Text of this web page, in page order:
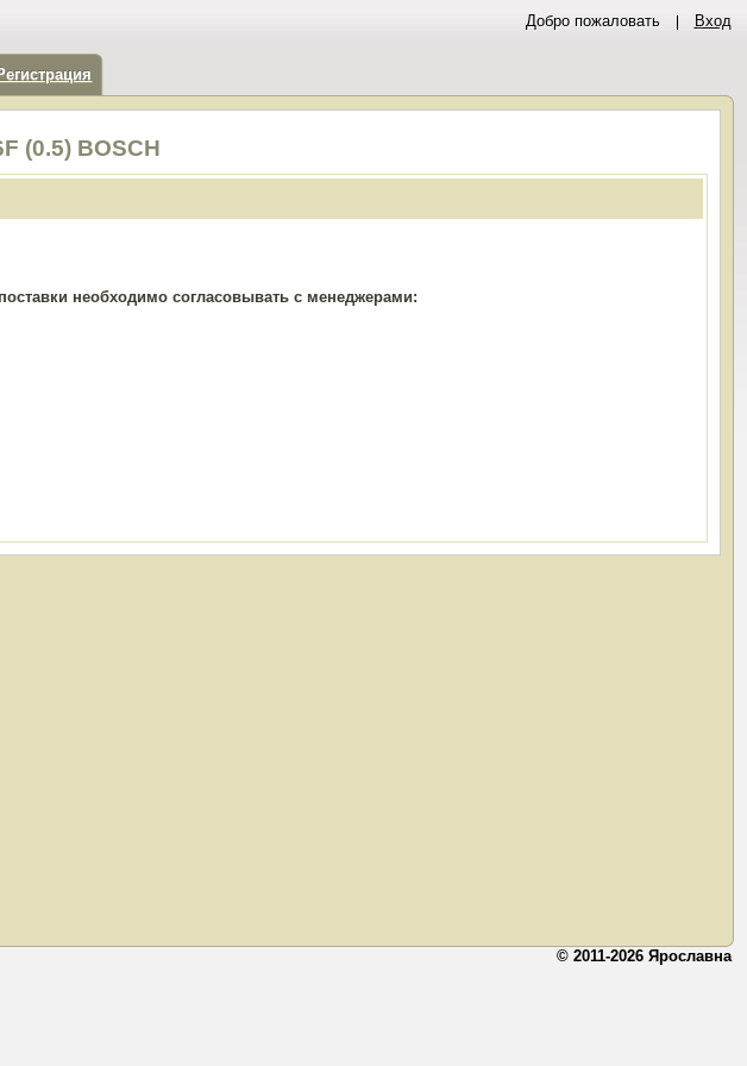
Добро пожаловать Вход
(0.5) BOSCH
необходимо согласовывать с менеджерами:
© 2011-2026 Ярославна